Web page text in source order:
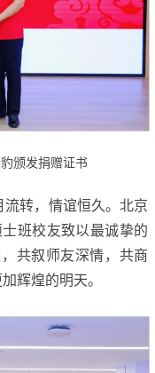
颁发捐赠证书
转，情谊恒久。北京
班校友致以最诚挚的
共叙师友深情，共商
辉煌的明天。